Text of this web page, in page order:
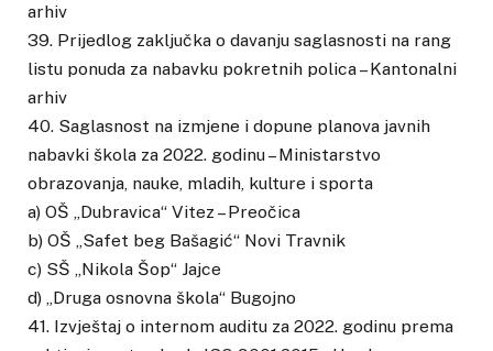
arhiv
39. Prijedlog zaključka o davanju saglasnosti na rang
listu ponuda za nabavku pokretnih polica – Kantonalni
arhiv
40. Saglasnost na izmjene i dopune planova javnih
nabavki škola za 2022. godinu – Ministarstvo
obrazovanja, nauke, mladih, kulture i sporta
a) OŠ „Dubravica“ Vitez – Preočica
b) OŠ „Safet beg Bašagić“ Novi Travnik
c) SŠ „Nikola Šop“ Jajce
d) „Druga osnovna škola“ Bugojno
41. Izvještaj o internom auditu za 2022. godinu prema